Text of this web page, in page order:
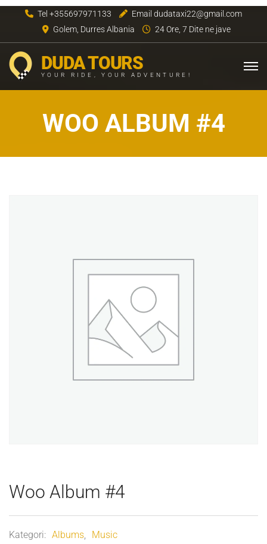
Tel +355697971133
Email dudataxi22@gmail.com
Golem, Durres Albania
24 Ore, 7 Dite ne jave
DUDA TOURS
YOUR RIDE, YOUR ADVENTURE!
WOO ALBUM #4
Woo Album #4
Kategori: Albums Music